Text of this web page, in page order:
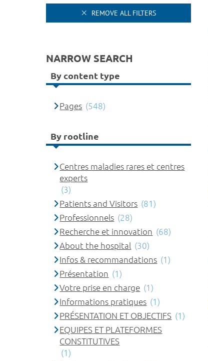
REMOVE ALL FILTERS
NARROW SEARCH
By content type
Pages (548)
By rootline
Centres maladies rares et centres
experts
(3)
Patients and Visitors (81)
Professionnels (28)
Recherche et innovation (68)
About the hospital (30)
Infos & recommandations (1)
Présentation (1)
Votre prise en charge (1)
Informations pratiques (1)
PRÉSENTATION ET OBJECTIFS (1)
EQUIPES ET PLATEFORMES
CONSTITUTIVES
(1)